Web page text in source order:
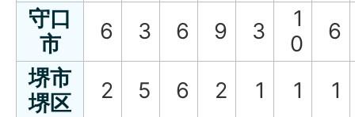
守口
市
6 3 6 9 3
1
0
6
堺市
堺区
2 5 6 2 1 1
1